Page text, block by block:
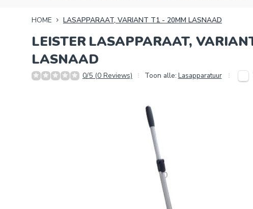
HOME LASAPPARAAT, VARIANT T1 - 20MM LASNAAD
LEISTER LASAPPARAAT,
LASNAAD
0/5 (0 Reviews) Toon alle: Lasapparatuur